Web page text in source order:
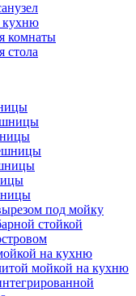
кухню
комнаты
стола
под мойку
стойкой
на кухню
мойкой на кухню